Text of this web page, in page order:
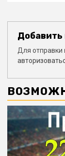
Добавить
Для